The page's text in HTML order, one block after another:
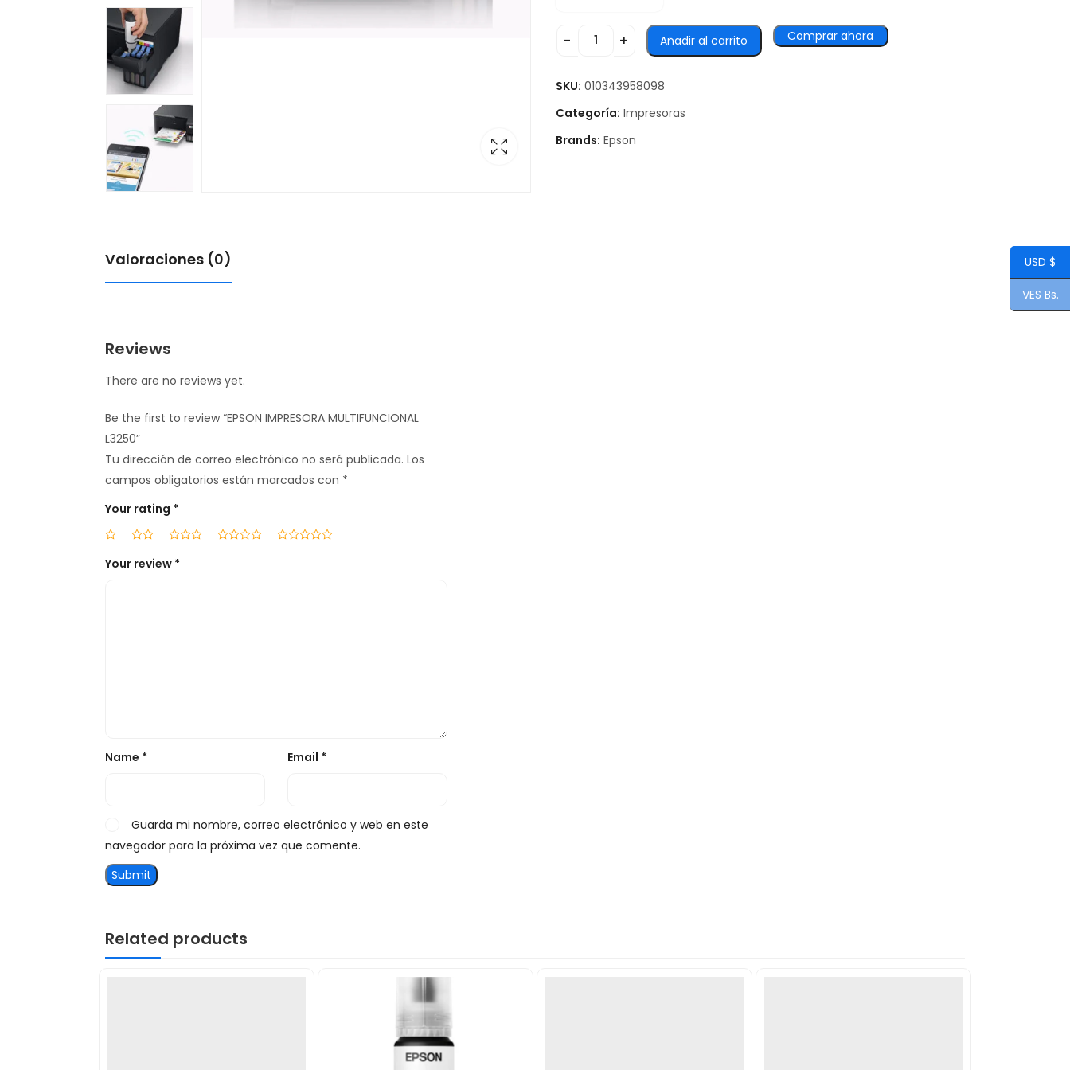
Añadir al carrito Comprar ahora
SKU: 010343958098
Categoría: Impresoras
Brands: Epson
Valoraciones (0)
Reviews
There are no reviews yet.
Be the first to review “EPSON IMPRESORA MULTIFUNCIONAL
L3250”
Tu dirección de correo electrónico no será publicada. Los
campos obligatorios están marcados con *
Your rating *
Your review *
Name * Email *
Guarda mi nombre, correo electrónico y web en este
navegador para la próxima vez que comente.
Related products
USD $
VES Bs.